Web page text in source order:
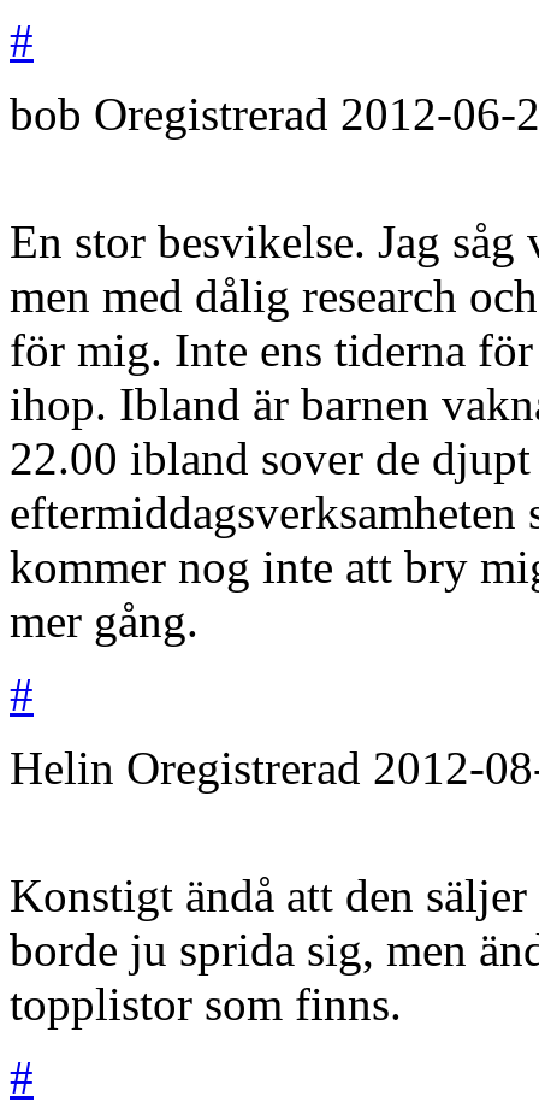
#
bob Oregistrerad 2012-06-
En stor besvikelse. Jag
men med dålig research
för mig. Inte ens tiderna
ihop. Ibland är barnen
22.00 ibland sover de
kommer nog inte att bry
mer gång.
#
Helin Oregistrerad 2012-
Konstigt ändå att den
borde ju sprida sig, men
topplistor som finns.
#